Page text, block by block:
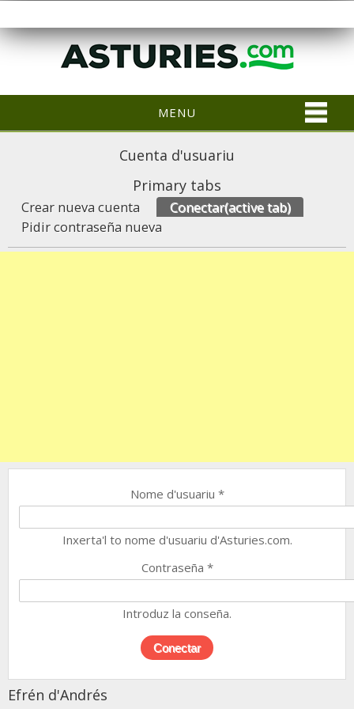
MENU
Cuenta d'usuariu
Primary tabs
Crear nueva cuenta Conectar(active tab)
Pidir contraseña nueva
Nome d'usuariu *
Inxerta'l to nome d'usuariu d'Asturies.com.
Contraseña *
Introduz la conseña.
Efrén d'Andrés